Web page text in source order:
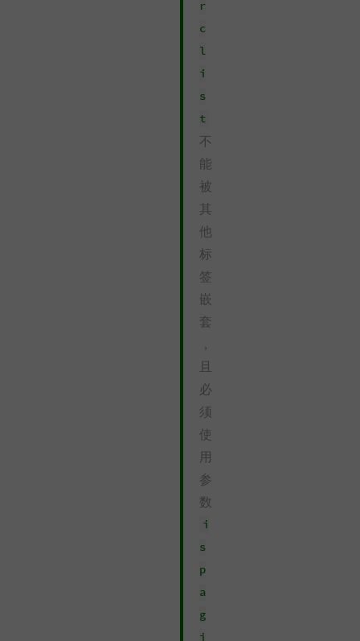
r
c
l
i
s
t
不
能
被
其
他
标
签
嵌
套
，
且
必
须
使
用
参
数
i
s
p
a
g
i